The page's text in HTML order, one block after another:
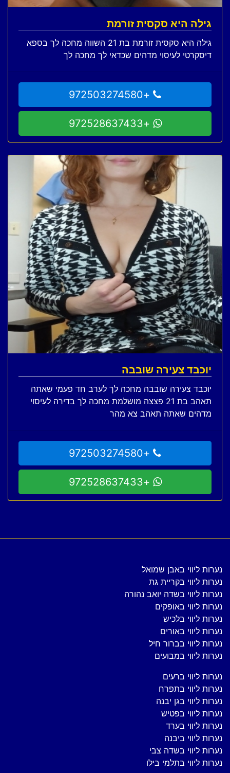
גילה היא סקסית זורמת
גילה היא סקסית זורמת בת 21 השווה מחכה לך בספא
דיסקרטי לעיסוי מדהים שכדאי לך מחכה לך
+972503274580
+972528637433
יוכבד צעירה שובבה
יוכבד צעירה שובבה מחכה לך לערב חד פעמי שאתה
תאהב בת 21 פצצה מושלמת מחכה לך בדירה לעיסוי
מדהים שאתה תאהב צא מהר
+972503274580
+972528637433
נערות ליווי באבן שמואל
נערות ליווי בקריית גת
נערות ליווי בשדה יואב נהורה
נערות ליווי באופקים
נערות ליווי בלכיש
נערות ליווי באורים
נערות ליווי בברור חיל
נערות ליווי במבועים
נערות ליווי ברעים
נערות ליווי בתפרח
נערות ליווי בגן יבנה
נערות ליווי בפטיש
נערות ליווי בערד
נערות ליווי ביבנה
נערות ליווי בשדה צבי
נערות ליווי בתלמי בילו